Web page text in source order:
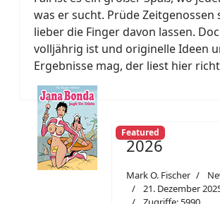
was er sucht. Prüde Zeitgenossen
lieber die Finger davon lassen.
volljährig ist und originelle Ideen
Ergebnisse mag, der liest hier
Featured
2026
Mark O. Fischer
21. Dezember